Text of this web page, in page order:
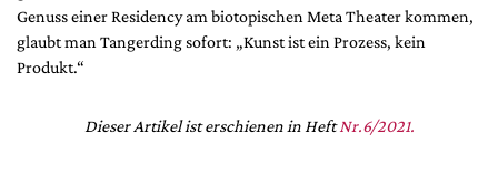
Genuss einer Residency am biotopischen Meta Theater kommen,
glaubt man Tangerding sofort: „Kunst ist ein Prozess, kein
Produkt.“
Dieser Artikel ist erschienen in HeftNr.6/2021.